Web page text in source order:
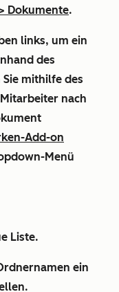
Dokumente.
links, um ein
des
mithilfe des
nach
Add-on
Menü
Liste.
ein
.